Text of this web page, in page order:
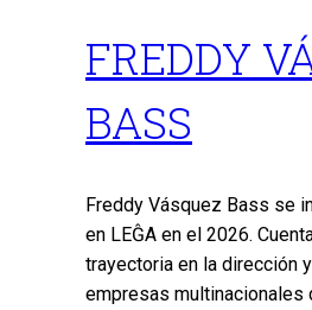
FREDDY
BASS
Freddy Vásquez Bass se
en LEĜA en el 2026.
trayectoria en la dirección
empresas multinacionales